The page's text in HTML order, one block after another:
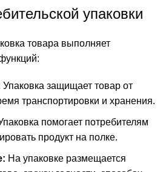
упаковки
товара выполняет
Упаковка защищает товар от
транспортировки и хранения.
помогает потребителям
продукт на полке.
На упаковке размещается